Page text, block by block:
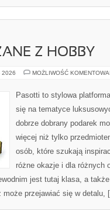
Z HOBBY
2026 MOŻLIWOŚĆ
Pasotti to stylowa
się na tematyce
dobrze dobrany podarek
więcej niż tylko
osób, które szukają
różne okazje i dla różnych
jest tutaj klasa, a
może przejawiać się w